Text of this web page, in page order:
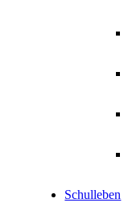
Schulleben